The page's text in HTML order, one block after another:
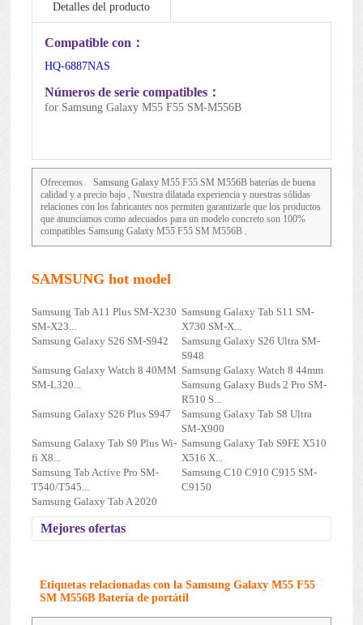
Detalles del producto
Mantenimiento de la batería
Compatible con：
HQ-6887NAS
Números de serie compatibles：
for Samsung Galaxy M55 F55 SM-M556B
Ofrecemos Samsung Galaxy M55 F55 SM M556Bbaterías de buena
calidad y a precio bajo , Nuestra dilatada experiencia y nuestras sólidas
relaciones con los fabricantes nos permiten garantizarle que los productos
que anunciamos como adecuados para un modelo concreto son 100%
compatibles Samsung Galaxy M55 F55 SM M556B .
SAMSUNG hot model
Samsung Tab A11 Plus SM-X230
SM-X23...
Samsung Galaxy Tab S11 SM-
X730 SM-X...
Samsung Galaxy S26 SM-S942
Samsung Galaxy S26 Ultra SM-
S948
Samsung Galaxy Watch 8 40MM
SM-L320...
Samsung Galaxy Watch 8 44mm
Samsung Galaxy Buds 2 Pro SM-
R510 S...
Samsung Galaxy S26 Plus S947
Samsung Galaxy Tab S8 Ultra
SM-X900
Samsung Galaxy Tab S9 Plus Wi-
fi X8...
Samsung Galaxy Tab S9FE X510
X516 X...
Samsung Tab Active Pro SM-
T540/T545...
Samsung C10 C910 C915 SM-
C9150
Samsung Galaxy Tab A 2020
Mejores ofertas
Etiquetas relacionadas con la Samsung Galaxy M55 F55
SM M556B Batería de portátil